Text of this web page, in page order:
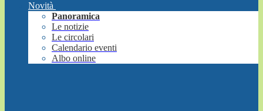
Novità
Panoramica
Le notizie
Le circolari
Calendario eventi
Albo online